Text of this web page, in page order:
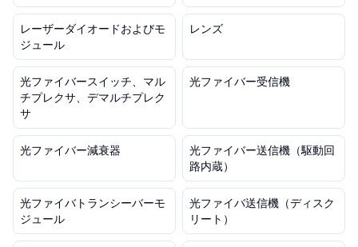
レーザーダイオードおよびモ
ジュール
レンズ
光ファイバースイッチ、マル
チプレクサ、デマルチプレク
サ
光ファイバー受信機
光ファイバー減衰器
光ファイバー送信機（駆動回
路内蔵）
光ファイバトランシーバーモ
ジュール
光ファイバ送信機（ディスク
リート）